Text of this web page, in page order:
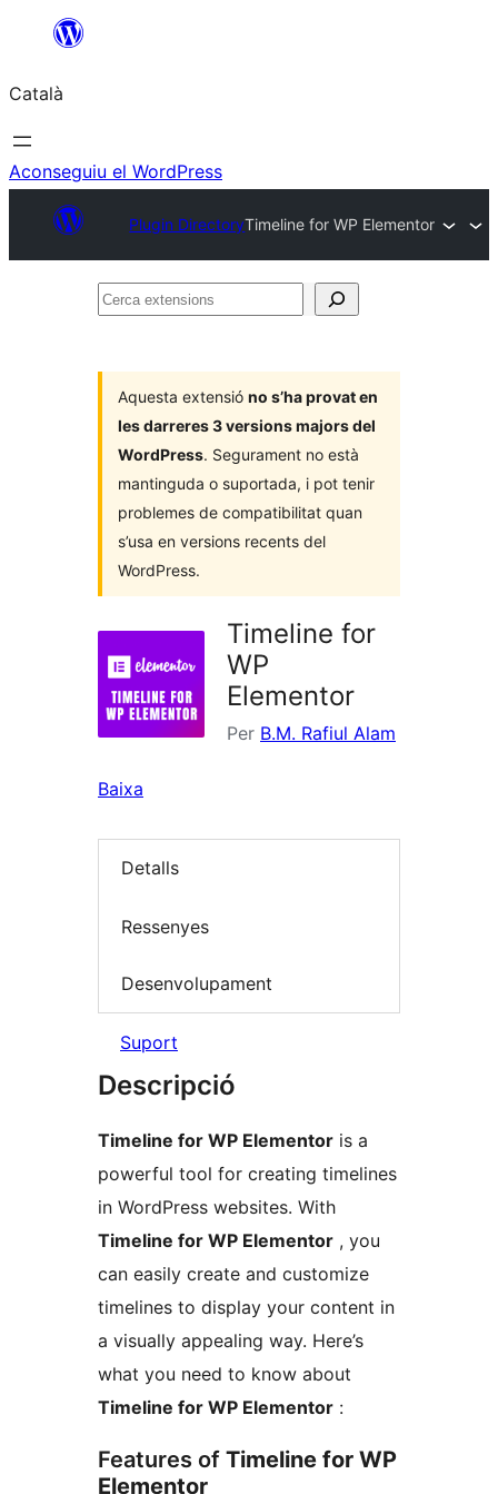
contingut
Català
Aconseguiu el WordPress
Plugin DirectoryTimeline for WP Elementor
Cerca
Aquesta extensió no s’ha provat en
les darreres 3 versions majors del
WordPress. Segurament no està
mantinguda o suportada, i pot tenir
problemes de compatibilitat quan
s’usa en versions recents del
WordPress.
Timeline for
WP
Elementor
Per B.M. Rafiul Alam
Baixa
Detalls
Ressenyes
Desenvolupament
Suport
Descripció
Timeline for WP Elementor
powerful tool for creating timelines
in WordPress websites. With
Timeline for WP Elementor
can easily create and customize
timelines to display your content in
a visually appealing way. Here’s
what you need to know about
Timeline for WP Elementor :
Features of Timeline for WP
Elementor